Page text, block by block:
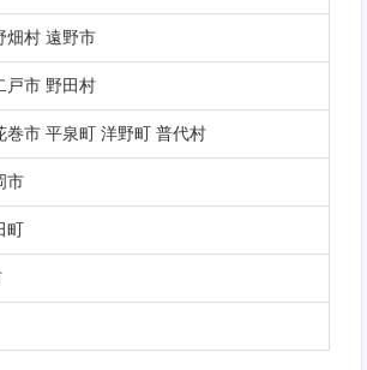
畑村 遠野市
戸市 野田村
巻市 平泉町 洋野町 普代村
市
町